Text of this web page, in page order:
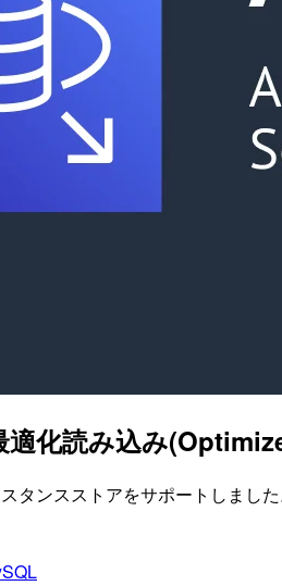
化読み込み
タンスストアをサポートしまし